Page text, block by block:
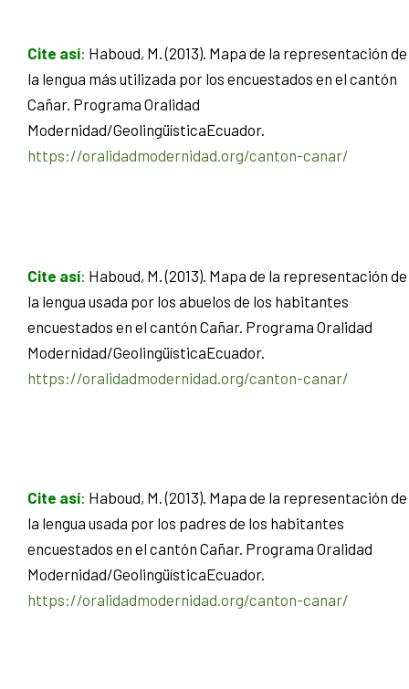
Cite así: Haboud, M. (2013). Mapa de la representación de
la lengua más utilizada por los encuestados en el cantón
Cañar. Programa Oralidad
Modernidad/GeolingüísticaEcuador.
https://oralidadmodernidad.org/canton-canar/
Cite así: Haboud, M. (2013). Mapa de la representación de
la lengua usada por los abuelos de los habitantes
encuestados en el cantón Cañar. Programa Oralidad
Modernidad/GeolingüísticaEcuador.
https://oralidadmodernidad.org/canton-canar/
Cite así: Haboud, M. (2013). Mapa de la representación de
la lengua usada por los padres de los habitantes
encuestados en el cantón Cañar. Programa Oralidad
Modernidad/GeolingüísticaEcuador.
https://oralidadmodernidad.org/canton-canar/